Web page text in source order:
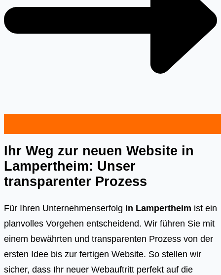
Ihr Weg zur neuen Website in
Lampertheim: Unser
transparenter Prozess
Für Ihren Unternehmenserfolg in Lampertheim ist ein
planvolles Vorgehen entscheidend. Wir führen Sie mit
einem bewährten und transparenten Prozess von der
ersten Idee bis zur fertigen Website. So stellen wir
sicher, dass Ihr neuer Webauftritt perfekt auf die